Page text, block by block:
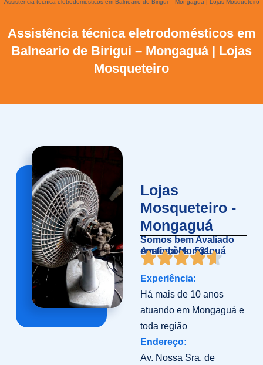
Assistência técnica eletrodomésticos em Balneario de Birigui – Mongaguá | Lojas Mosqueteiro
Assistência técnica eletrodomésticos em
Balneario de Birigui – Mongaguá | Lojas
Mosqueteiro
Lojas
Mosqueteiro -
Mongaguá
Somos bem Avaliado
em toda Mongaguá
Avaliações: 531
Experiência:
Há mais de 10 anos
atuando em Mongaguá e
toda região
Endereço:
Av. Nossa Sra. de